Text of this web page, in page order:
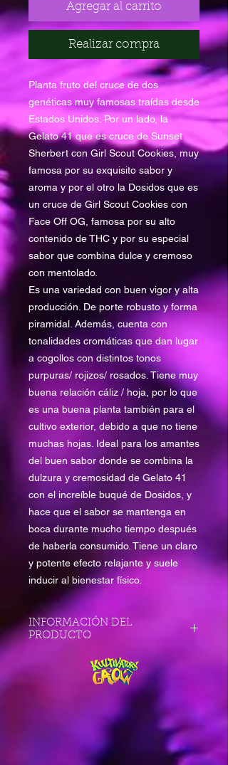
Agregar al carrito
Realizar compra
Planta fruto del cruce de dos
genéticas muy famosas traídas desde
Estados Unidos. Por un lado, la
Gelato 41 que es cruce de Sunset
Sherbert con Girl Scout Cookies, muy
famosa por su exquisito sabor y
aroma y por el otro la Dosidos que es
un cruce de Girl Scout Cookies con
Face Off OG, famosa por su alto
contenido de THC y por su especial
sabor que combina dulce y cremoso
con mentolado.
Es una variedad con buen vigor y alta
producción. De porte robusto y forma
piramidal. Además, cuenta con
tonalidades cromáticas que dan lugar
a cogollos con distintos tonos
purpuras/ rojizos/ rosados. Tiene muy
buena relación cáliz / hoja, por lo que
es una buena planta también para el
cultivo exterior, debido a que no tiene
muchas hojas. Ideal para los amantes
del buen sabor donde se combina la
dulzura y cremosidad de Gelato 41
con el increíble buqué de Dosidos, y
hace que el sabor se mantenga en
boca durante mucho tiempo después
de haberla consumido. Tiene un claro
y potente efecto relajante y suele
inducir al bienestar físico.
INFORMACIÓN DEL
PRODUCTO
· Genotipo: Gelato 41 x Dosidos
· 60% Indica 40% Sativa
· Tipología: THC Feminizada
· Período vegetativo en interior: 3-4